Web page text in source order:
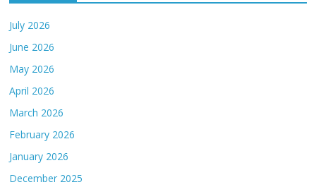
July 2026
June 2026
May 2026
April 2026
March 2026
February 2026
January 2026
December 2025